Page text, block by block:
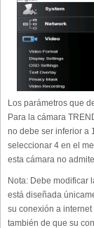
Los parámetros que
Para la cámara
no debe ser inferior a
seleccionar 4 en el
esta cámara no
Nota: Debe modificar
está diseñada
su conexión a
también de que su